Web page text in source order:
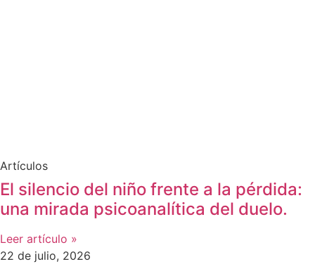
Artículos
El silencio del niño frente a la pérdida:
una mirada psicoanalítica del duelo.
Leer artículo »
22 de julio, 2026